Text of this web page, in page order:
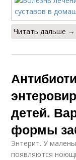
Читать дальше →
детей.
формы
Энтерит. У
появляются